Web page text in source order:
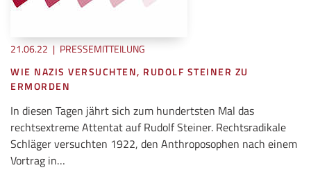
21.06.22 | PRESSEMITTEILUNG
WIE NAZIS VERSUCHTEN, RUDOLF STEINER ZU
ERMORDEN
In diesen Tagen jährt sich zum hundertsten Mal das
rechtsextreme Attentat auf Rudolf Steiner. Rechtsradikale
Schläger versuchten 1922, den Anthroposophen nach einem
Vortrag in…